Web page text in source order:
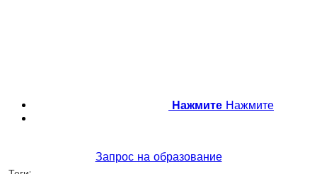
Нажмите Нажмите
Запрос на образование